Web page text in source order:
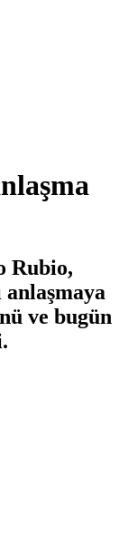
Rubio,
anlaşmaya
ve bugün